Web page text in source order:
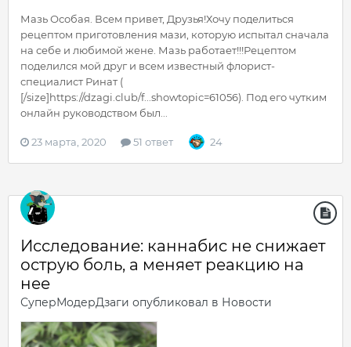
Мазь Особая. Всем привет, Друзья!Хочу поделиться
рецептом приготовления мази, которую испытал сначала
на себе и любимой жене. Мазь работает!!!Рецептом
поделился мой друг и всем известный флорист-
специалист Ринат (
[/size]https://dzagi.club/f...showtopic=61056). Под его чутким
онлайн руководством был...
23 марта, 2020 51 ответ 24
Исследование: каннабис не снижает
острую боль, а меняет реакцию на
нее
СуперМодерДзаги опубликовал в Новости